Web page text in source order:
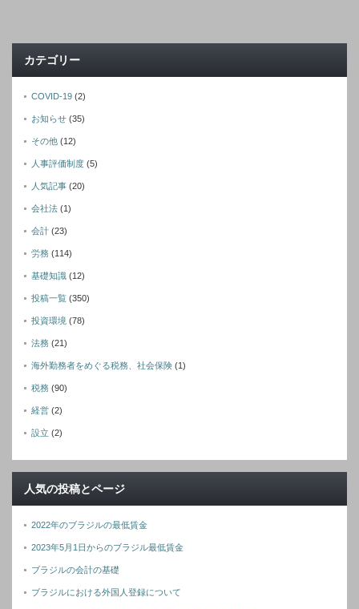
カテゴリー
COVID-19 (2)
お知らせ (35)
その他 (12)
人事評価制度 (5)
人気記事 (20)
会社法 (1)
会計 (23)
労務 (114)
基礎知識 (12)
投稿一覧 (350)
投資環境 (78)
法務 (21)
海外勤務者をめぐる税務、社会保険 (1)
税務 (90)
経営 (2)
設立 (2)
人気の投稿とページ
2022年のブラジルの最低賃金
2023年5月1日からのブラジル最低賃金
ブラジルの会計の基礎
ブラジルにおける外国人登録について